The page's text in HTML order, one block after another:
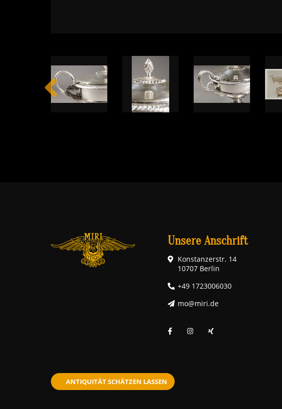
Unsere Anschrift
Konstanzerstr. 14
10707 Berlin
+49 1723006030
mo@miri.de
ANTIQUITÄT SCHÄTZEN LASSEN